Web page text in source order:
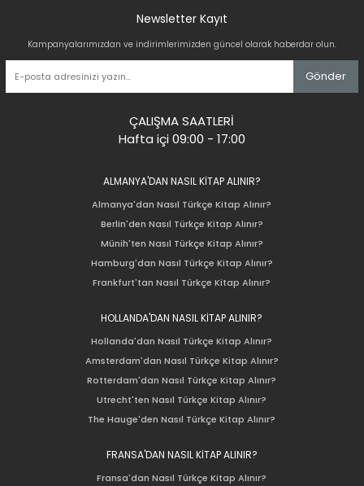
Newsletter Kayıt
Kampanyalarımızdan ve indirimlerimizden güncel olarak haberdar olun.
Gönder
ÇALIŞMA SAATLERİ
Hafta içi 09:00 - 17:00
ALMANYA'DAN NASIL KİTAP ALINIR?
Almanya'dan Nasıl Türkçe Kitap Alınır?
Berlin'den Nasıl Türkçe Kitap Alınır?
Münih'ten Nasıl Türkçe Kitap Alınır?
Hamburg'dan Nasıl Türkçe Kitap Alınır?
Frankfurt'tan Nasıl Türkçe Kitap Alınır?
HOLLANDA'DAN NASIL KİTAP ALINIR?
Hollanda'dan Nasıl Türkçe Kitap Alınır?
Amsterdam'dan Nasıl Türkçe Kitap Alınır?
Rotterdam'dan Nasıl Türkçe Kitap Alınır?
Utrecht'ten Nasıl Türkçe Kitap Alınır?
The Hauge'den Nasıl Türkçe Kitap Alınır?
FRANSA'DAN NASIL KİTAP ALINIR?
Fransa'dan Nasıl Türkçe Kitap Alınır?